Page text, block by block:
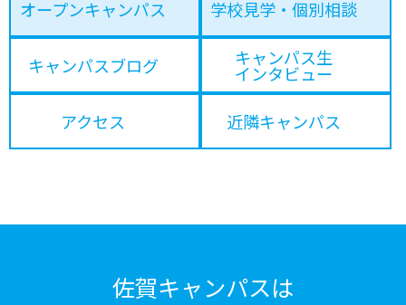
オープンキャンパス 学校見学・個別相談
キャンパスブログ キャンパス生
インタビュー
アクセス 近隣キャンパス
佐賀キャンパスは